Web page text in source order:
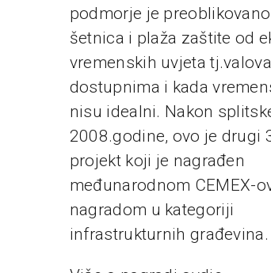
podmorje je
šetnica i plaža zaštite od
vremenskih uvjeta
dostupnima i kada
nisu idealni. Nakon
2008.godine, ovo je drugi
projekt koji je nagrađen
međunarodnom CEMEX-
nagradom u kategoriji
infrastrukturnih građevina.